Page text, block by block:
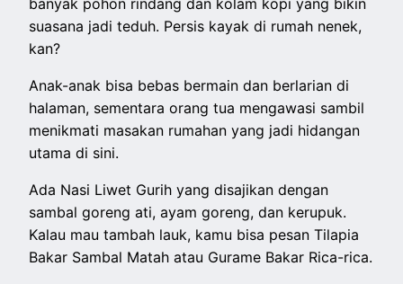
banyak pohon rindang dan kolam kopi yang bikin
suasana jadi teduh. Persis kayak di rumah nenek,
kan?
Anak-anak bisa bebas bermain dan berlarian di
halaman, sementara orang tua mengawasi sambil
menikmati masakan rumahan yang jadi hidangan
utama di sini.
Ada Nasi Liwet Gurih yang disajikan dengan
sambal goreng ati, ayam goreng, dan kerupuk.
Kalau mau tambah lauk, kamu bisa pesan Tilapia
Bakar Sambal Matah atau Gurame Bakar Rica-rica.